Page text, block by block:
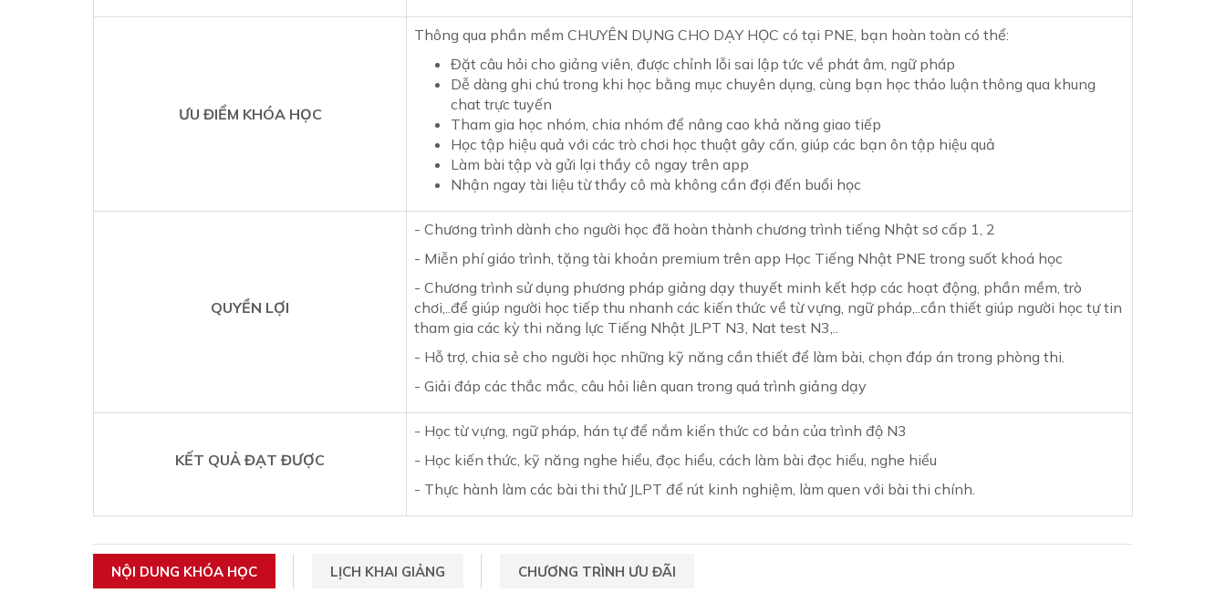
ƯU ĐIỂM KHÓA HỌC
Thông qua phần mềm CHUYÊN DỤNG CHO DẠY HỌC có tại PNE, bạn hoàn toàn có thể:
Đặt câu hỏi cho giảng viên, được chỉnh lỗi sai lập tức về phát âm, ngữ pháp
Dễ dàng ghi chú trong khi học bằng mục chuyên dụng, cùng bạn học thảo luận thông qua khung
chat trực tuyến
Tham gia học nhóm, chia nhóm để nâng cao khả năng giao tiếp
Học tập hiệu quả với các trò chơi học thuật gây cấn, giúp các bạn ôn tập hiệu quả
Làm bài tập và gửi lại thầy cô ngay trên app
Nhận ngay tài liệu từ thầy cô mà không cần đợi đến buổi học
QUYỀN LỢI
- Chương trình dành cho người học đã hoàn thành chương trình tiếng Nhật sơ cấp 1, 2
- Miễn phí giáo trình, tặng tài khoản premium trên app Học Tiếng Nhật PNE trong suốt khoá học
- Chương trình sử dụng phương pháp giảng dạy thuyết minh kết hợp các hoạt động, phần mềm, trò
chơi,..để giúp người học tiếp thu nhanh các kiến thức về từ vựng, ngữ pháp,..cần thiết giúp người học tự tin
tham gia các kỳ thi năng lực Tiếng Nhật JLPT N3, Nat test N3,..
- Hỗ trợ, chia sẻ cho người học những kỹ năng cần thiết để làm bài, chọn đáp án trong phòng thi.
- Giải đáp các thắc mắc, câu hỏi liên quan trong quá trình giảng dạy
KẾT QUẢ ĐẠT ĐƯỢC
- Học từ vựng, ngữ pháp, hán tự để nắm kiến thức cơ bản của trình độ N3
- Học kiến thức, kỹ năng nghe hiểu, đọc hiểu, cách làm bài đọc hiểu, nghe hiểu
- Thực hành làm các bài thi thử JLPT để rút kinh nghiệm, làm quen với bài thi chính.
NỘI DUNG KHÓA HỌC LỊCH KHAI GIẢNG CHƯƠNG TRÌNH ƯU ĐÃI